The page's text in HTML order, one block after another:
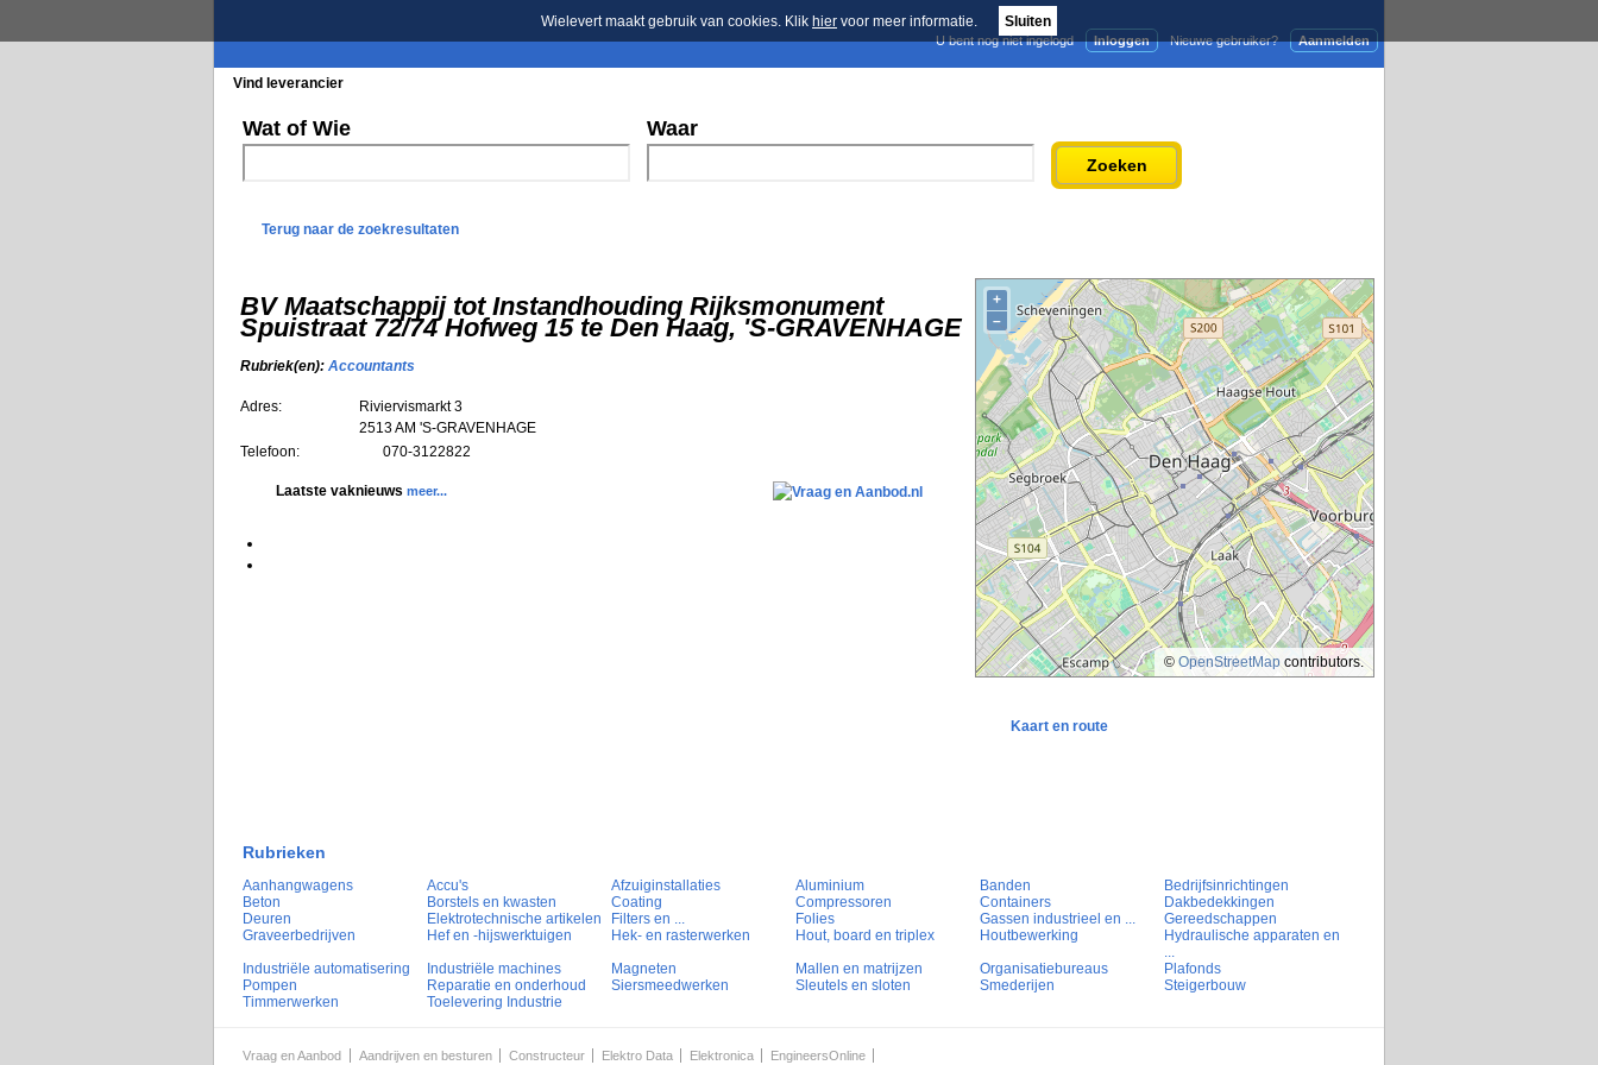
Wielevert maakt gebruik van cookies. Klik hier voor meer informatie. Sluiten
Aanmelden
Nieuwe gebruiker?
Inloggen
U bent nog niet ingelogd
Vind leverancier
Wat of Wie Waar
Zoeken
Terug naar de zoekresultaten
BV Maatschappij tot Instandhouding Rijksmonument
Spuistraat 72/74 Hofweg 15 te Den Haag, 'S-GRAVENHAGE
Rubriek(en): Accountants
Adres:
Riviervismarkt 3
2513 AM 'S-GRAVENHAGE
Telefoon:
070-3122822
Laatste vaknieuws meer...
+
–
© OpenStreetMap contributors.
Kaart en route
Rubrieken
Aanhangwagens Accu's Afzuiginstallaties Aluminium Banden
Bedrijfsinrichtingen
Beton
Borstels en kwasten Coating Compressoren Containers
Dakbedekkingen
Deuren
Elektrotechnische artikelen Filters en ... Folies Gassen industrieel en ...
Gereedschappen
Graveerbedrijven
Hef en -hijswerktuigen Hek- en rasterwerken Hout, board en triplex Houtbewerking
Hydraulische apparaten en
...
Industriële automatisering
Industriële machines Magneten Mallen en matrijzen Organisatiebureaus
Plafonds
Pompen
Reparatie en onderhoud Siersmeedwerken Sleutels en sloten Smederijen
Steigerbouw
Timmerwerken
Toelevering Industrie
Vraag en Aanbod Aandrijven en besturen Constructeur Elektro Data Elektronica EngineersOnline